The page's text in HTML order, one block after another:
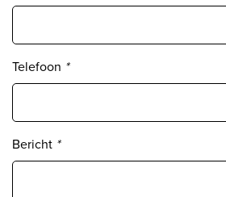
Telefoon *
Bericht *